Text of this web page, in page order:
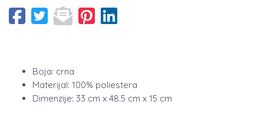
Boja: crna
Materijal: 100% poliestera
Dimenzije: 33 cm x 48.5 cm x 15 cm